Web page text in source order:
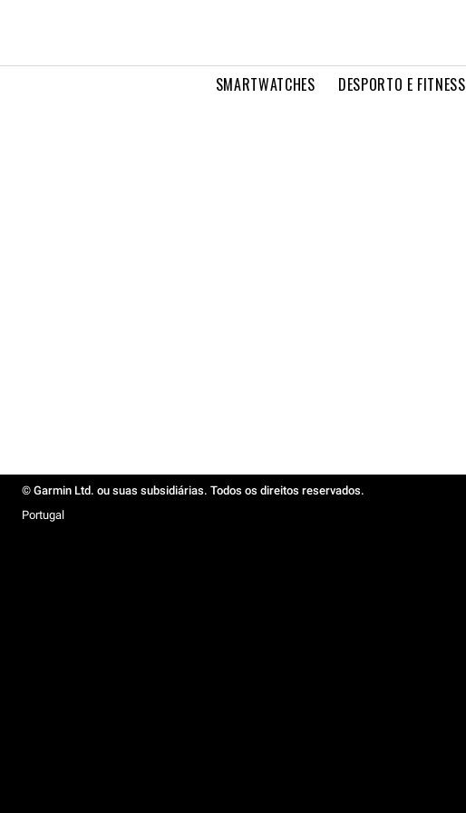
SMARTWATCHES DESPORTO E FITNESS
© Garmin Ltd. ou suas subsidiárias. Todos os direitos reservados.
Portugal